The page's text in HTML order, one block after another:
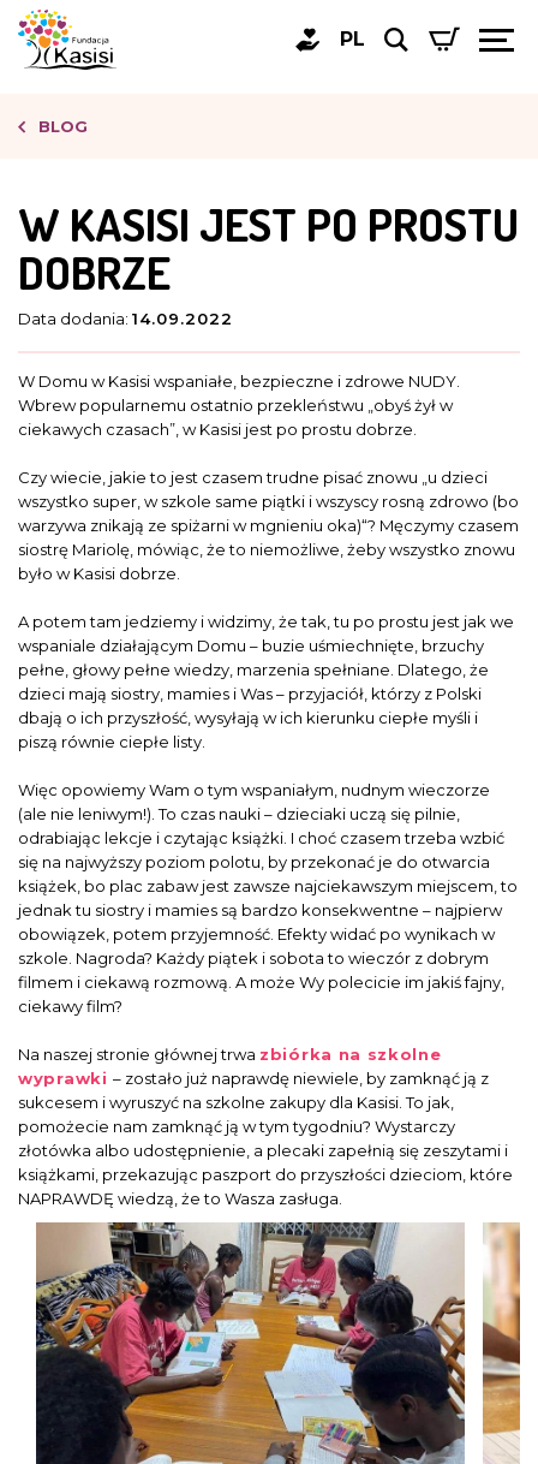
PL
BLOG
W KASISI JEST PO PROSTU
DOBRZE
Data dodania: 14.09.2022
W Domu w Kasisi wspaniałe, bezpieczne i zdrowe NUDY.
Wbrew popularnemu ostatnio przekleństwu „obyś żył w
ciekawych czasach”, w Kasisi jest po prostu dobrze.
Czy wiecie, jakie to jest czasem trudne pisać znowu „u dzieci
wszystko super, w szkole same piątki i wszyscy rosną zdrowo (bo
warzywa znikają ze spiżarni w mgnieniu oka)“? Męczymy czasem
siostrę Mariolę, mówiąc, że to niemożliwe, żeby wszystko znowu
było w Kasisi dobrze.
A potem tam jedziemy i widzimy, że tak, tu po prostu jest jak we
wspaniale działającym Domu – buzie uśmiechnięte, brzuchy
pełne, głowy pełne wiedzy, marzenia spełniane. Dlatego, że
dzieci mają siostry, mamies i Was – przyjaciół, którzy z Polski
dbają o ich przyszłość, wysyłają w ich kierunku ciepłe myśli i
piszą równie ciepłe listy.
Więc opowiemy Wam o tym wspaniałym, nudnym wieczorze
(ale nie leniwym!). To czas nauki – dzieciaki uczą się pilnie,
odrabiając lekcje i czytając książki. I choć czasem trzeba wzbić
się na najwyższy poziom polotu, by przekonać je do otwarcia
książek, bo plac zabaw jest zawsze najciekawszym miejscem, to
jednak tu siostry i mamies są bardzo konsekwentne – najpierw
obowiązek, potem przyjemność. Efekty widać po wynikach w
szkole. Nagroda? Każdy piątek i sobota to wieczór z dobrym
filmem i ciekawą rozmową. A może Wy polecicie im jakiś fajny,
ciekawy film?
Na naszej stronie głównej trwa zbiórka na szkolne
wyprawki – zostało już naprawdę niewiele, by zamknąć ją z
sukcesem i wyruszyć na szkolne zakupy dla Kasisi. To jak,
pomożecie nam zamknąć ją w tym tygodniu? Wystarczy
złotówka albo udostępnienie, a plecaki zapełnią się zeszytami i
książkami, przekazując paszport do przyszłości dzieciom, które
NAPRAWDĘ wiedzą, że to Wasza zasługa.